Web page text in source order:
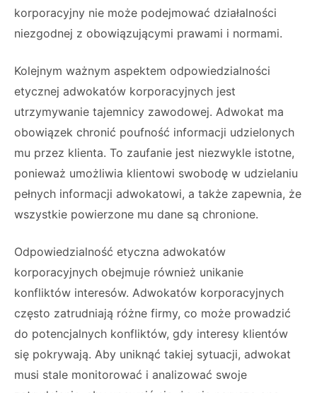
korporacyjny nie może podejmować działalności
niezgodnej z obowiązującymi prawami i normami.
Kolejnym ważnym aspektem odpowiedzialności
etycznej adwokatów korporacyjnych jest
utrzymywanie tajemnicy zawodowej. Adwokat ma
obowiązek chronić poufność informacji udzielonych
mu przez klienta. To zaufanie jest niezwykle istotne,
ponieważ umożliwia klientowi swobodę w udzielaniu
pełnych informacji adwokatowi, a także zapewnia, że
wszystkie powierzone mu dane są chronione.
Odpowiedzialność etyczna adwokatów
korporacyjnych obejmuje również unikanie
konfliktów interesów. Adwokatów korporacyjnych
często zatrudniają różne firmy, co może prowadzić
do potencjalnych konfliktów, gdy interesy klientów
się pokrywają. Aby uniknąć takiej sytuacji, adwokat
musi stale monitorować i analizować swoje